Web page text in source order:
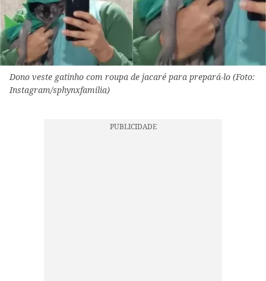
Dono veste gatinho com roupa de jacaré para prepará-lo (Foto:
Instagram/sphynxfamilia)